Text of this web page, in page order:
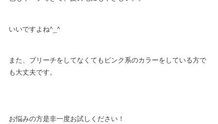
いいですよね^_^
また、ブリーチをしてなくてもピンク系のカラーをしている方で
も大丈夫です。
お悩みの方是非一度お試しください！